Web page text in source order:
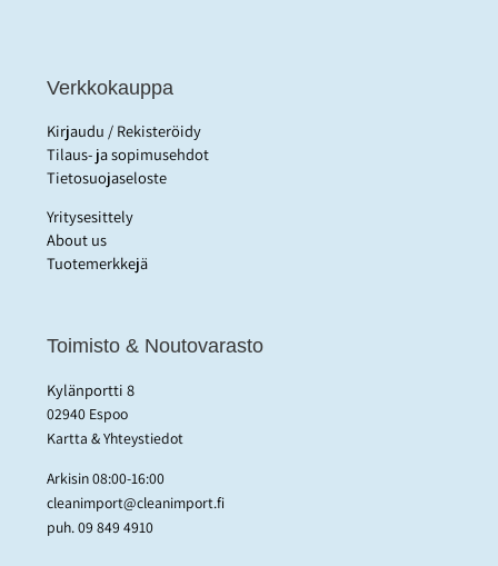
Verkkokauppa
Kirjaudu / Rekisteröidy
Tilaus- ja sopimusehdot
Tietosuojaseloste
Yritysesittely
About us
Tuotemerkkejä
Toimisto & Noutovarasto
Kylänportti 8
02940 Espoo
Kartta & Yhteystiedot
Arkisin 08:00-16:00
cleanimport@cleanimport.fi
puh.09 849 4910